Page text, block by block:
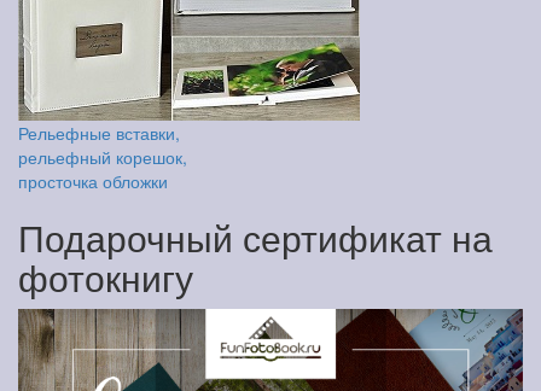
Рельефные вставки,
рельефный корешок,
просточка обложки
Подарочный сертификат на
фотокнигу